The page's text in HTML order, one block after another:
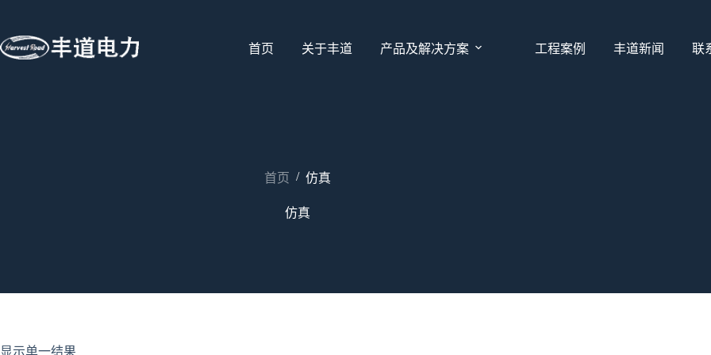
首页 关于丰道 产品及解决方案 工程案例 丰道新闻 联
首页 / 仿真
仿真
显示单一结果